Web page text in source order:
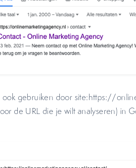
ook gebruiken door site:https://
de URL die je wilt analyseren) in